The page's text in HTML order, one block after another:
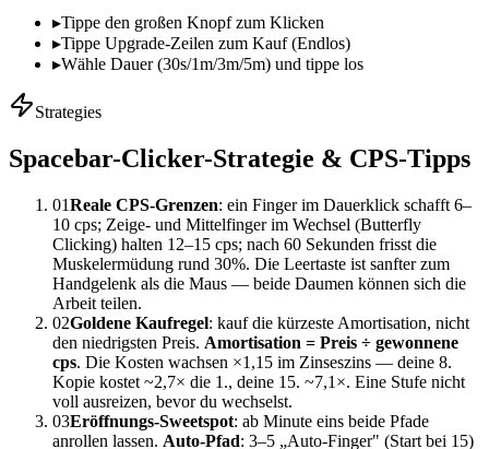
▸Tippe den großen Knopf zum Klicken
▸Tippe Upgrade-Zeilen zum Kauf (Endlos)
▸Wähle Dauer (30s/1m/3m/5m) und tippe los
Strategies
Spacebar-Clicker-Strategie & CPS-Tipps
01Reale CPS-Grenzen: ein Finger im Dauerklick schafft 6–
10 cps; Zeige- und Mittelfinger im Wechsel (Butterfly
Clicking) halten 12–15 cps; nach 60 Sekunden frisst die
Muskelermüdung rund 30%. Die Leertaste ist sanfter zum
Handgelenk als die Maus — beide Daumen können sich die
Arbeit teilen.
02Goldene Kaufregel: kauf die kürzeste Amortisation, nicht
den niedrigsten Preis. Amortisation = Preis ÷ gewonnene
cps. Die Kosten wachsen ×1,15 im Zinseszins — deine 8.
Kopie kostet ~2,7× die 1., deine 15. ~7,1×. Eine Stufe nicht
voll ausreizen, bevor du wechselst.
03Eröffnungs-Sweetspot: ab Minute eins beide Pfade
anrollen lassen. Auto-Pfad: 3–5 „Auto-Finger" (Start bei 15)